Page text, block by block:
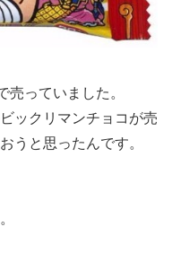
売っていました。
ックリマンチョコが売
うと思ったんです。